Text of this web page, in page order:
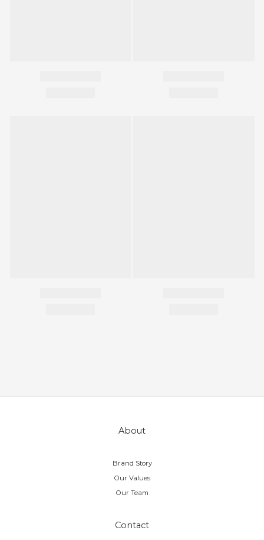
About
Brand Story
Our Values
Our Team
Contact